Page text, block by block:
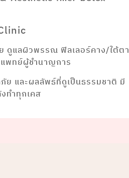
ดูแลผิวพรรณ ฟิลเลอร์คาง/ใต้ตา
พทย์ผู้ชำนาญการ
ย และผลลัพธ์ที่ดูเป็นธรรมชาติ มี
ทำทุกเคส